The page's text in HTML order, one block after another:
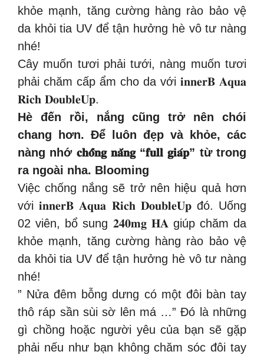
khỏe mạnh, tăng cường hàng rào bảo vệ
da khỏi tia UV để tận hưởng hè vô tư nàng
nhé!
Cây muốn tươi phải tưới, nàng muốn tươi
phải chăm cấp ẩm cho da với 𝐢𝐧𝐧𝐞𝐫𝐁 𝐀𝐪𝐮𝐚
𝐑𝐢𝐜𝐡 𝐃𝐨𝐮𝐛𝐥𝐞𝐔𝐩.
Hè đến rồi, nắng cũng trở nên chói
chang hơn. Để luôn đẹp và khỏe, các
nàng nhớ 𝐜𝐡𝐨̂́𝐧𝐠 𝐧𝐚̆́𝐧𝐠 “𝐟𝐮𝐥𝐥 𝐠𝐢𝐚́𝐩” từ trong
ra ngoài nha. Blooming
Việc chống nắng sẽ trở nên hiệu quả hơn
với 𝐢𝐧𝐧𝐞𝐫𝐁 𝐀𝐪𝐮𝐚 𝐑𝐢𝐜𝐡 𝐃𝐨𝐮𝐛𝐥𝐞𝐔𝐩 đó. Uống
02 viên, bổ sung 𝟐𝟒𝟎𝐦𝐠 𝐇𝐀 giúp chăm da
khỏe mạnh, tăng cường hàng rào bảo vệ
da khỏi tia UV để tận hưởng hè vô tư nàng
nhé!
” Nửa đêm bỗng dưng có một đôi bàn tay
thô ráp sần sùi sờ lên má …” Đó là những
gì chồng hoặc người yêu của bạn sẽ gặp
phải nếu như bạn không chăm sóc đôi tay